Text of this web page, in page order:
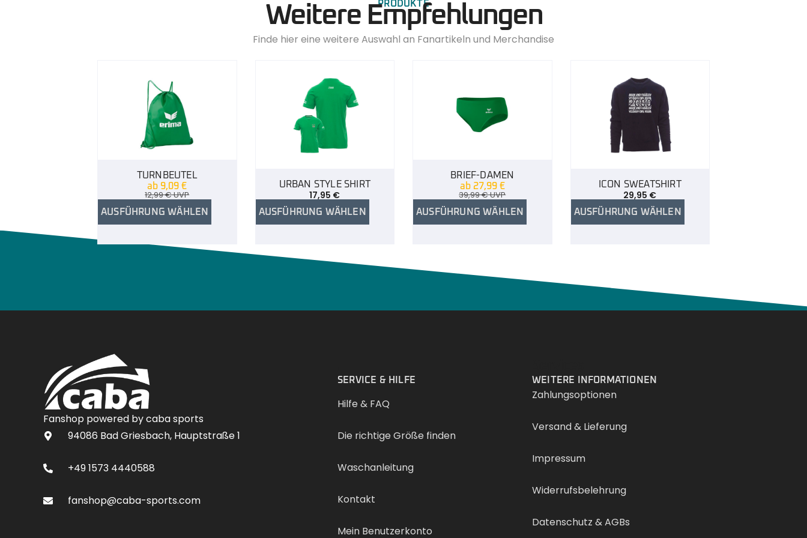
PRODUKTE
Weitere Empfehlungen
Finde hier eine weitere Auswahl an Fanartikeln und Merchandise
TURNBEUTEL
ab 9,09€
12,99€UVP
AUSFÜHRUNG WÄHLEN
URBAN STYLE SHIRT
17,95 €
AUSFÜHRUNG WÄHLEN
BRIEF-DAMEN
ab 27,99 €
39,99€UVP
AUSFÜHRUNG WÄHLEN
ICON SWEATSHIRT
29,95 €
AUSFÜHRUNG WÄHLEN
Fanshop powered by caba sports
94086 Bad Griesbach, Hauptstraße 1
+49 1573 4440588
fanshop@caba-sports.com
SERVICE & HILFE
Hilfe & FAQ
Die richtige Größe finden
Waschanleitung
Kontakt
Mein Benutzerkonto
WEITERE INFORMATIONEN
Zahlungsoptionen
Versand & Lieferung
Impressum
Widerrufsbelehrung
Datenschutz & AGBs